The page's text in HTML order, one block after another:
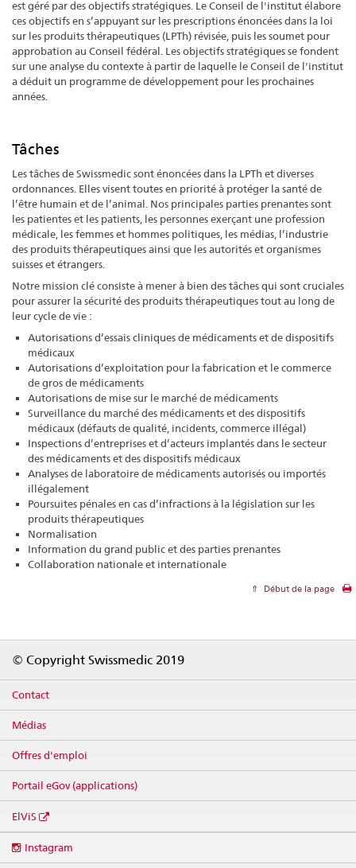
est géré par des objectifs stratégiques. Le Conseil de l'institut élabore
ces objectifs en s’appuyant sur les prescriptions énoncées dans la loi
sur les produits thérapeutiques (LPTh) révisée, puis les soumet pour
approbation au Conseil fédéral. Les objectifs stratégiques se fondent
sur une analyse du contexte à partir de laquelle le Conseil de l'institut
a déduit un programme de développement pour les prochaines
années.
Tâches
Les tâches de Swissmedic sont énoncées dans la LPTh et diverses
ordonnances. Elles visent toutes en priorité à protéger la santé de
l’être humain et de l’animal. Nos principales parties prenantes sont
les patientes et les patients, les personnes exerçant une profession
médicale, les femmes et hommes politiques, les médias, l’industrie
des produits thérapeutiques ainsi que les autorités et organismes
suisses et étrangers.
Notre mission clé consiste à mener à bien des tâches qui sont cruciales
pour assurer la sécurité des produits thérapeutiques tout au long de
leur cycle de vie :
Autorisations d’essais cliniques de médicaments et de dispositifs
médicaux
Autorisations d’exploitation pour la fabrication et le commerce
de gros de médicaments
Autorisations de mise sur le marché de médicaments
Surveillance du marché des médicaments et des dispositifs
médicaux (défauts de qualité, incidents, commerce illégal)
Inspections d’entreprises et d’acteurs implantés dans le secteur
des médicaments et des dispositifs médicaux
Analyses de laboratoire de médicaments autorisés ou importés
illégalement
Poursuites pénales en cas d’infractions à la législation sur les
produits thérapeutiques
Normalisation
Information du grand public et des parties prenantes
Collaboration nationale et internationale
Début de la page
© Copyright Swissmedic 2019
Contact
Médias
Offres d'emploi
Portail eGov (applications)
ElViS
media
Instagram